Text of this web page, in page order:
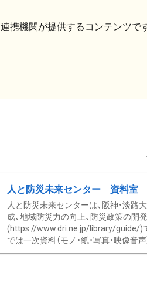
連携機関が提供するコンテンツです
人と防災未来センター 資料室
人と防災未来センターは、阪神・淡
成、地域防災力の向上、防災政策の
(https://www.dri.ne.jp/library/guide/)で
では一次資料（モノ・紙・写真・映像音声